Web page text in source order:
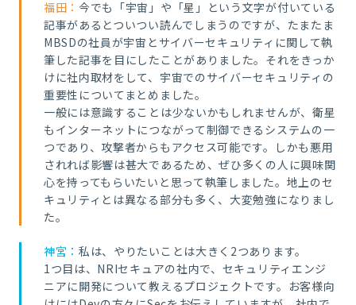
福田： 今でも「宇宙」や「星」という文字が付いている
記事があるとついつい読んでしまうのですが、たまたま
MBSDの社員が宇宙とサイバーセキュリティに関して執
筆した記事を目にしたことがありました。それをきっか
けに社内取材をして、宇宙でのサイバーセキュリティの
重要性についてまとめました。
一般には意識することは少ないかもしれませんが、衛星
もインターネットにつながって制御できるシステムの一
つであり、攻撃者からもアクセス可能です。しかも悪用
されれば影響は甚大であるため、ぜひ多くの人に興味関
心を持ってもらいたいと思って執筆しました。地上のセ
キュリティとは異なる部分も多く、大変勉強になりまし
た。
神宮： 私は、やりたいことは大きく2つあります。
1つ目は、NRIセキュアの社内で、セキュリティエンジ
ニアに開発について教えるプロジェクトです。お客様向